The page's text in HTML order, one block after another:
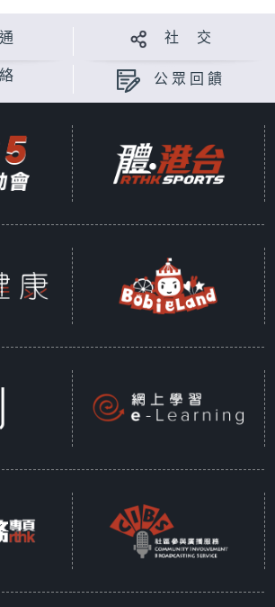
社 交
公眾回饋